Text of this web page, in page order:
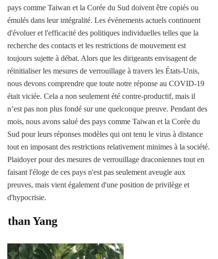
pays comme Taiwan et la Corée du Sud doivent être copiés ou
émulés dans leur intégralité. Les événements actuels continuent
d'évoluer et l'efficacité des politiques individuelles telles que la
recherche des contacts et les restrictions de mouvement est
toujours sujette à débat. Alors que les dirigeants envisagent de
réinitialiser les mesures de verrouillage à travers les États-Unis,
nous devons comprendre que toute notre réponse au COVID-19
était viciée. Cela a non seulement été contre-productif, mais il
n’est pas non plus fondé sur une quelconque preuve. Pendant des
mois, nous avons salué des pays comme Taiwan et la Corée du
Sud pour leurs réponses modèles qui ont tenu le virus à distance
tout en imposant des restrictions relativement minimes à la société.
Plaidoyer pour des mesures de verrouillage draconiennes tout en
faisant l'éloge de ces pays n'est pas seulement aveugle aux
preuves, mais vient également d'une position de privilège et
d'hypocrisie.
Ethan Yang